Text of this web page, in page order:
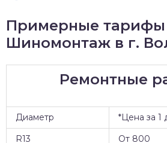
Примерные тарифы
Шиномонтаж в г.
Ремонтные
Диаметр
*Цена за 1
R13
От 800